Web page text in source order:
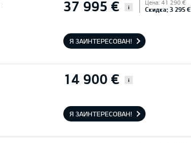
37 995 € i
Цена: 41 290 €
Скидка: 3 295 €
Я ЗАИНТЕРЕСОВАН!
14 900 € i
Я ЗАИНТЕРЕСОВАН!